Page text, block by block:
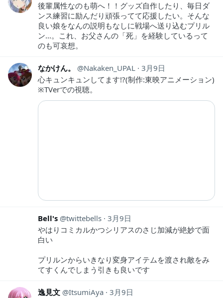
後輩属性なのも萌へ！！グッズ自作したり、毎日ダ
ンス練習に励んだり頑張ってて応援したい。そんな
良い娘をなんの説明もなしに戦場へ送り込むプリル
ン...。これ、お父さんの「死」を経験しているって
のも可哀想。
なかけん。 Nakaken_UPAL 3月9日
心キュンキュンしてます!?(制作:東映アニメーション)
※TVerでの視聴。
Bell's twittebells 3月9日
やはりコミカルかつシリアスのさじ加減が絶妙で面
白い
プリルンからいきなり変身アイテムを渡され敵をみ
てすくんでしまう引きも良いです
逸見文 ItsumiAya 3月9日